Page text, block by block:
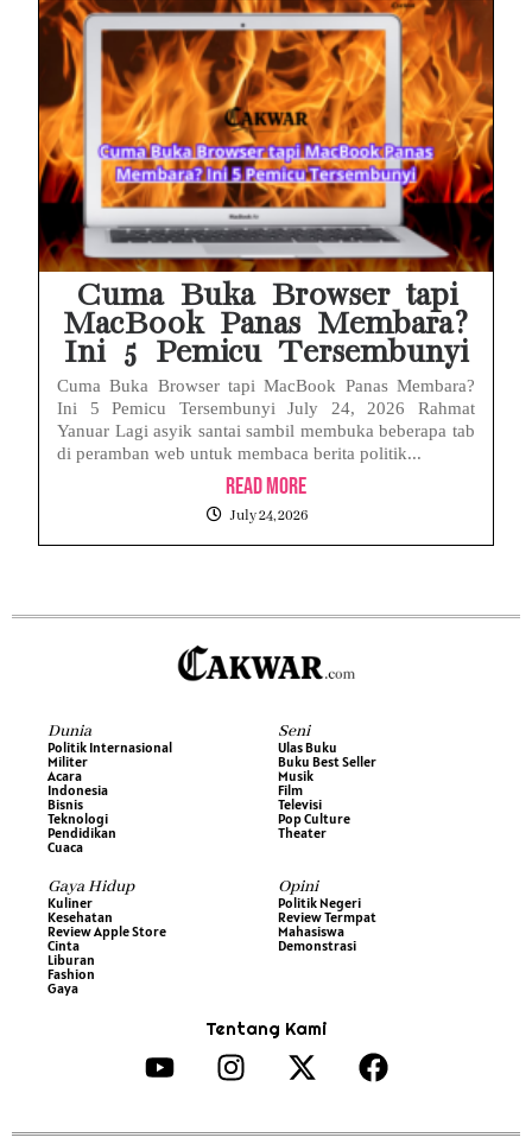
Cuma Buka Browser tapi
MacBook Panas Membara?
Ini 5 Pemicu Tersembunyi
Cuma Buka Browser tapi MacBook Panas Membara?
Ini 5 Pemicu Tersembunyi July 24, 2026 Rahmat
Yanuar Lagi asyik santai sambil membuka beberapa tab
di peramban web untuk membaca berita politik...
Read More
July 24, 2026
Dunia
Politik Internasional
Militer
Acara
Indonesia
Bisnis
Teknologi
Pendidikan
Cuaca
Seni
Ulas Buku
Buku Best Seller
Musik
Film
Televisi
Pop Culture
Theater
Gaya Hidup
Kuliner
Kesehatan
Review Apple Store
Cinta
Liburan
Fashion
Gaya
Opini
Politik Negeri
Review Termpat
Mahasiswa
Demonstrasi
Tentang Kami